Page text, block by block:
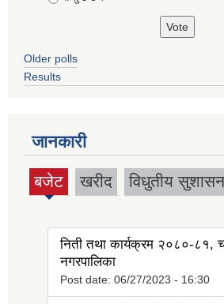
Older polls
Results
जानकारी
बजेट
(active
खरीद विधुतीय सुशासन
निती तथा कार्यक्रम २०८०-८१,
नगरपालिका
Post date: 06/27/2023 - 16:30